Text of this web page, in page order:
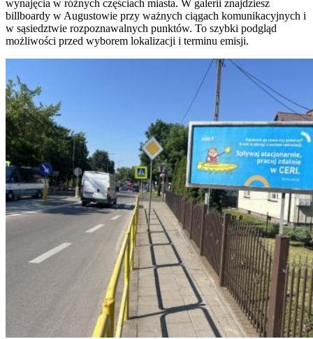
wynajęcia w różnych częściach miasta. W galerii znajdziesz
billboardy w Augustowie przy ważnych ciągach komunikacyjnych i
w sąsiedztwie rozpoznawalnych punktów. To szybki podgląd
możliwości przed wyborem lokalizacji i terminu emisji.